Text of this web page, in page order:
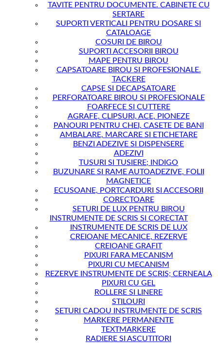
TAVITE PENTRU DOCUMENTE. CABINETE CU
SERTARE
SUPORTI VERTICALI PENTRU DOSARE SI
CATALOAGE
COSURI DE BIROU
SUPORTI ACCESORII BIROU
MAPE PENTRU BIROU
CAPSATOARE BIROU SI PROFESIONALE.
TACKERE
CAPSE SI DECAPSATOARE
PERFORATOARE BIROU SI PROFESIONALE
FOARFECE SI CUTTERE
AGRAFE, CLIPSURI, ACE, PIONEZE
PANOURI PENTRU CHEI, CASETE DE BANI
AMBALARE, MARCARE SI ETICHETARE
BENZI ADEZIVE SI DISPENSERE
ADEZIVI
TUSURI SI TUSIERE; INDIGO
BUZUNARE SI RAME AUTOADEZIVE, FOLII
MAGNETICE
ECUSOANE, PORTCARDURI SI ACCESORII
CORECTOARE
SETURI DE LUX PENTRU BIROU
INSTRUMENTE DE SCRIS SI CORECTAT
INSTRUMENTE DE SCRIS DE LUX
CREIOANE MECANICE, REZERVE
CREIOANE GRAFIT
PIXURI FARA MECANISM
PIXURI CU MECANISM
REZERVE INSTRUMENTE DE SCRIS; CERNEALA
PIXURI CU GEL
ROLLERE SI LINERE
STILOURI
SETURI CADOU INSTRUMENTE DE SCRIS
MARKERE PERMANENTE
TEXTMARKERE
RADIERE SI ASCUTITORI